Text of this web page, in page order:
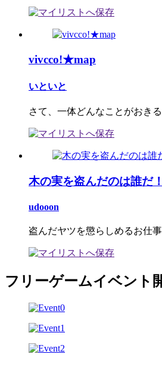
vivcco!★map
いといと
さて、一体どんなことがおき
木の実を盗んだのは誰だ！
udooon
盗んだヤツを懲らしめるお仕事
フリーゲームイベント